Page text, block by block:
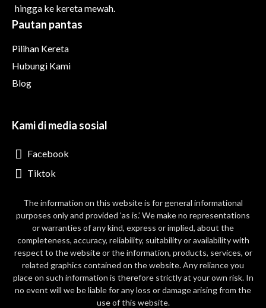
hingga ke kereta mewah.
Pautan pantas
Pilihan Kereta
Hubungi Kami
Blog
Kami di media sosial
Facebook
Tiktok
The information on this website is for general informational
purposes only and provided ‘as is.’ We make no representations
or warranties of any kind, express or implied, about the
completeness, accuracy, reliability, suitability or availability with
respect to the website or the information, products, services, or
related graphics contained on the website. Any reliance you
place on such information is therefore strictly at your own risk. In
no event will we be liable for any loss or damage arising from the
use of this website.